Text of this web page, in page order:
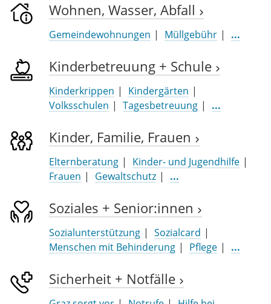
Wohnen, Wasser, Abfall
Gemeindewohnungen Müllgebühr ...
Kinderbetreuung + Schule
Kinderkrippen
Kindergärten
Volksschulen
Tagesbetreuung ...
Kinder, Familie, Frauen
Elternberatung
Kinder- und Jugendhilfe
Frauen
Gewaltschutz ...
Soziales + Senior:innen
Sozialunterstützung
Sozialcard
Menschen mit Behinderung
Pflege ...
Sicherheit + Notfälle